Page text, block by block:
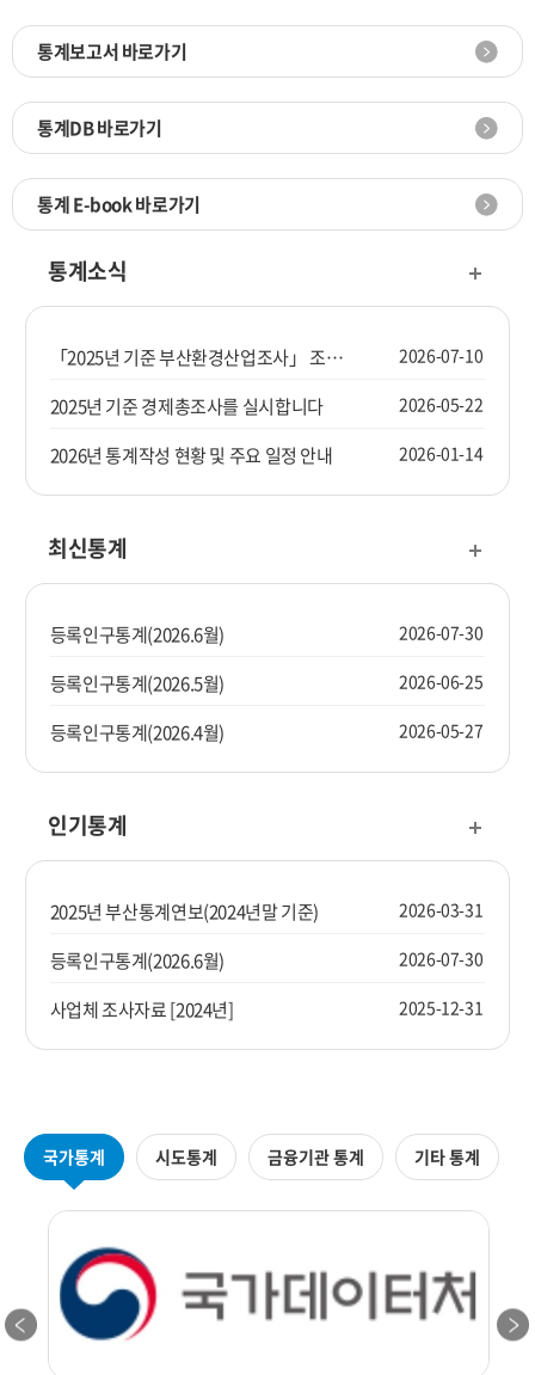
통계보고서 바로가기
통계DB 바로가기
통계 E-book 바로가기
통계소식
「2025년 기준 부산환경산업조사」 조사요원을 모집합니다. 2026-07-10
2025년 기준 경제총조사를 실시합니다 2026-05-22
2026년 통계작성 현황 및 주요 일정 안내 2026-01-14
최신통계
등록인구통계(2026.6월) 2026-07-30
등록인구통계(2026.5월) 2026-06-25
등록인구통계(2026.4월) 2026-05-27
인기통계
2025년 부산통계연보(2024년말 기준) 2026-03-31
등록인구통계(2026.6월) 2026-07-30
사업체 조사자료 [2024년] 2025-12-31
국가통계 시도통계 금융기관 통계 기타 통계